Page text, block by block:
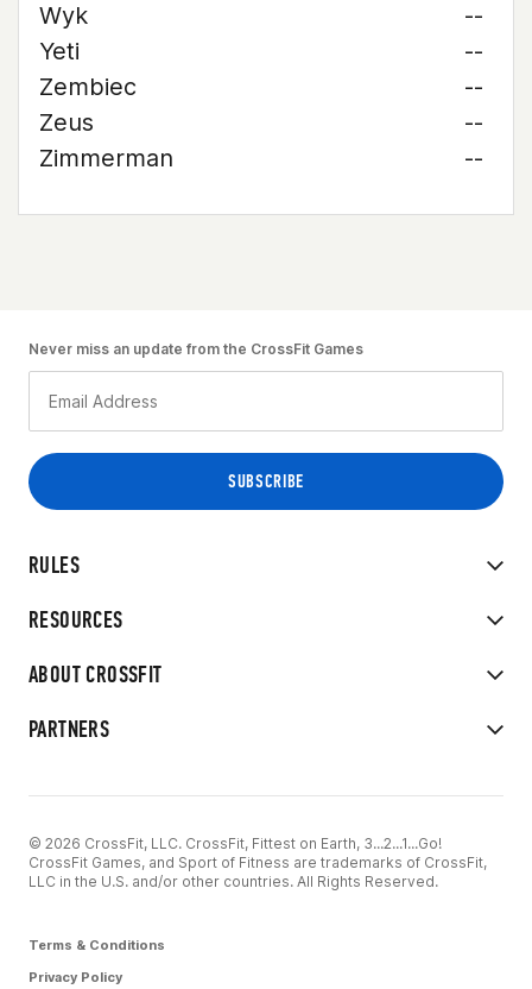
Wyk
--
Yeti
--
Zembiec
--
Zeus
--
Zimmerman
--
RULES
RESOURCES
ABOUT CROSSFIT
PARTNERS
Never miss an update from the CrossFit Games
© 2026 CrossFit, LLC. CrossFit, Fittest on Earth, 3...2...1...Go!
CrossFit Games, and Sport of Fitness are trademarks of CrossFit,
LLC in the U.S. and/or other countries. All Rights Reserved.
Terms & Conditions
Privacy Policy